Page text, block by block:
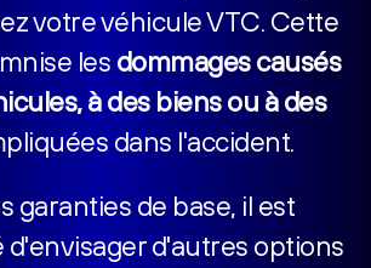
votre véhicule VTC. Cette
les dommages causés
à des biens ou à des
dans l'accident.
garanties de base, il est
d'autres options